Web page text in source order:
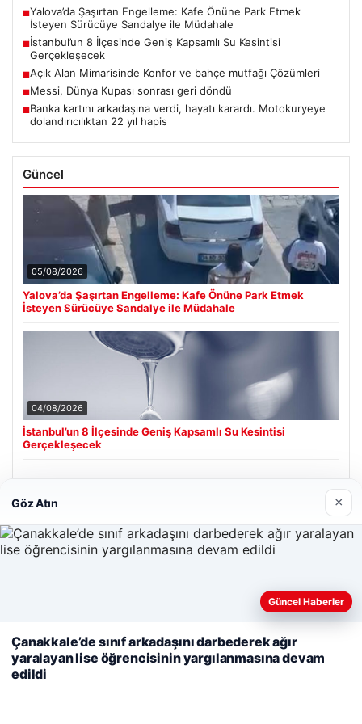
■Yalova’da Şaşırtan Engelleme: Kafe Önüne Park Etmek
İsteyen Sürücüye Sandalye ile Müdahale
■İstanbul’un 8 İlçesinde Geniş Kapsamlı Su Kesintisi
Gerçekleşecek
■Açık Alan Mimarisinde Konfor ve bahçe mutfağı Çözümleri
■Messi, Dünya Kupası sonrası geri döndü
■Banka kartını arkadaşına verdi, hayatı karardı. Motokuryeye
dolandırıcılıktan 22 yıl hapis
Güncel
05/08/2026
Yalova’da Şaşırtan Engelleme: Kafe Önüne Park Etmek
İsteyen Sürücüye Sandalye ile Müdahale
04/08/2026
İstanbul’un 8 İlçesinde Geniş Kapsamlı Su Kesintisi
Gerçekleşecek
Son Eklenen Firmalar
Cengiz Sigorta
Web sitemizi nasıl kullandığınızı daha iyi anlayabilmek,
deneyiminizi kişiselleştirmek ve geliştirmek amacıyla çerezler
kullanıyoruz.Çerez Politikamız
Reddet
Göz Atın ×
Güncel Haberler
Çanakkale’de sınıf arkadaşını darbederek ağır
yaralayan lise öğrencisinin yargılanmasına devam
edildi